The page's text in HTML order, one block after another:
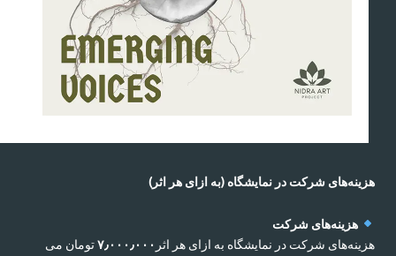
هزینه‌های شرکت در نمایشگاه (به ازای هر اثر)
هزینه‌های شرکت
هزینه‌های شرکت در نمایشگاه به ازای هر اثر ۷٫۰۰۰٫۰۰۰ تومان می